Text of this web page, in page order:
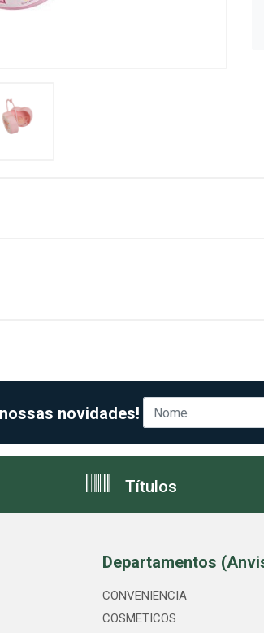
novidades!
Títulos
Departamentos
CONVENIENCIA
COSMETICOS